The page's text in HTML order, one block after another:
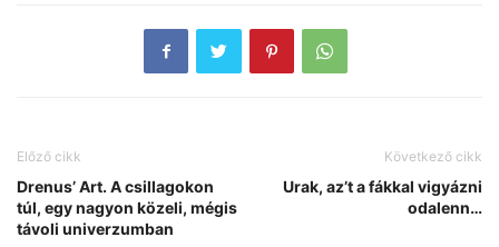
Előző cikk
Drenus’ Art. A csillagokon
túl, egy nagyon közeli, mégis
távoli univerzumban
Következő cikk
Urak, az’t a fákkal vigyázni
odalenn…